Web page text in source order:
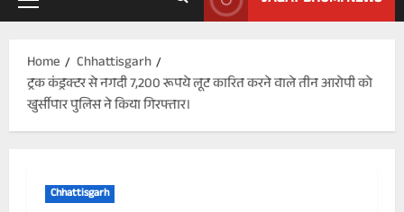
Primary
Home
Chhattisgarh
ट्रक कंड्रक्टर से नगदी 7,200 रूपये लूट कारित करने वाले तीन आरोपी को
खुर्सीपार पुलिस ने किया गिरफ्तार।
Chhattisgarh